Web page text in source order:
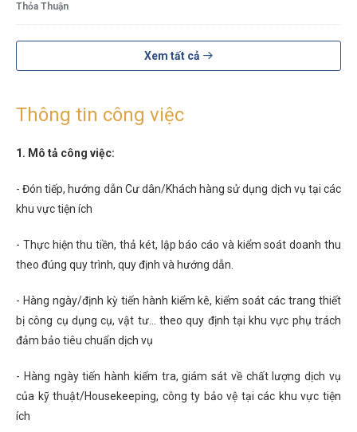
Thỏa Thuận
Xem tất cả
Thông tin công việc
1. Mô tả công việc:
- Đón tiếp, hướng dẫn Cư dân/Khách hàng sử dụng dịch vụ tại các
khu vực tiện ích
- Thực hiện thu tiền, thả két, lập báo cáo và kiểm soát doanh thu
theo đúng quy trình, quy định và hướng dẫn.
- Hàng ngày/định kỳ tiến hành kiểm kê, kiểm soát các trang thiết
bị công cụ dụng cụ, vật tư... theo quy định tại khu vực phụ trách
đảm bảo tiêu chuẩn dịch vụ
- Hàng ngày tiến hành kiểm tra, giám sát về chất lượng dịch vụ
của kỹ thuật/Housekeeping, công ty bảo vệ tại các khu vực tiện
ích